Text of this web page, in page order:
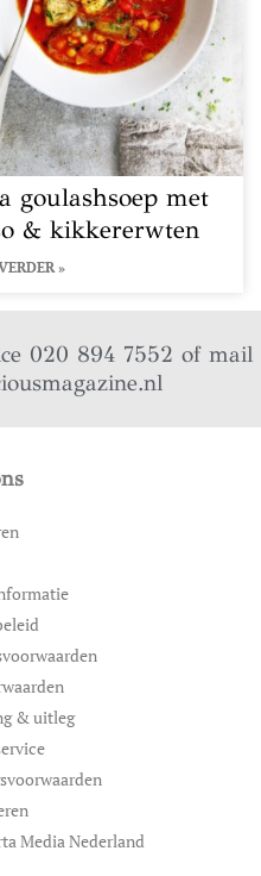
goulashsoep met
& kikkererwten
»
020 894 7552 of mail
& uitleg
Media Nederland